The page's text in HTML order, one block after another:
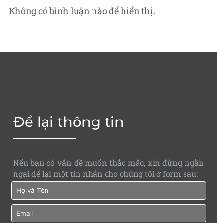
Không có bình luận nào để hiển thị.
Để lại thông tin
Nếu bạn có vấn đề muốn thắc mắc, xin đừng ngần
ngại để lại một tin nhắn cho chúng tôi ở form sau: